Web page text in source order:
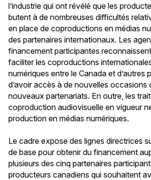
l’industrie qui ont révélé que les
butent à de nombreuses difficultés
en place de coproductions en médias
des partenaires internationaux. Les
financement participantes
faciliter les coproductions
numériques entre le Canada et d’autres
d’avoir accès à de nouvelles occasions
nouveaux partenariats. En outre, les
coproduction audiovisuelle en vigueur
production en médias numériques.
Le cadre expose des lignes directrices
de base pour obtenir du financement
plusieurs des cinq partenaires
producteurs canadiens qui souhaitent